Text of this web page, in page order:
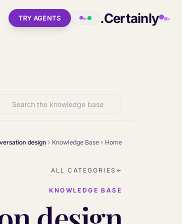
Certainly.
TRY AGENTS
Home
Knowledge Base
design
ALL CATEGORIES
KNOWLEDGE BASE